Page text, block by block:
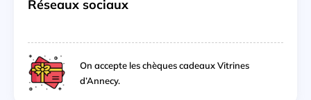
Réseaux sociaux
On accepte les chèques cadeaux Vitrines
d’Annecy.